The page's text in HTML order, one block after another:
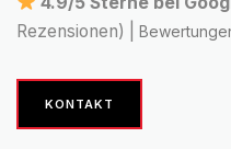
Rezensionen) |
KONTAKT